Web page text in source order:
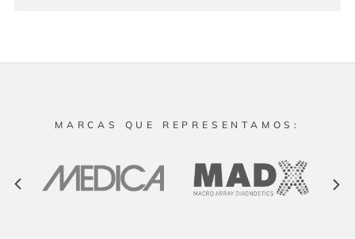
MARCAS QUE REPRESENTAMOS: